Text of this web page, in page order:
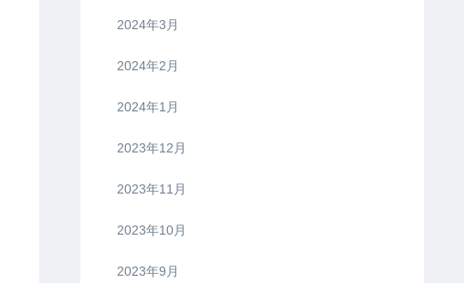
2024年3月
2024年2月
2024年1月
2023年12月
2023年11月
2023年10月
2023年9月